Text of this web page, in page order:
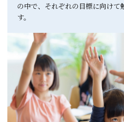
の中で、それぞれの目標に向けて
す。